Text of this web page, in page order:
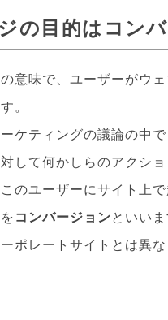
の目的はコン
意味で、ユーザーがウ
。
ケティングの議論の中
して何かしらのアクシ
のユーザーにサイト上
コンバージョンといい
ポレートサイトとは異